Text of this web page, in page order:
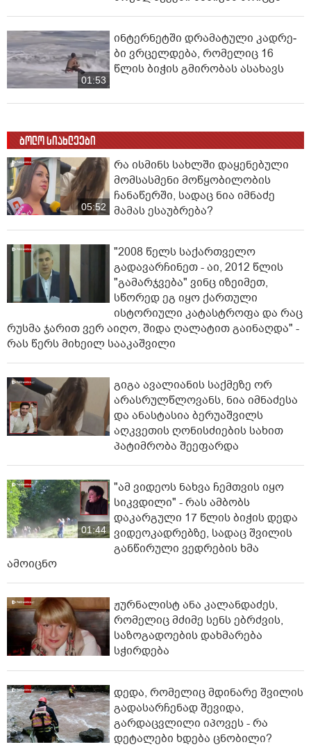
01:53
ინ­ტერ­ნეტ­ში დრა­მა­ტუ­ლი კად­რე­
ბი ვრცელდება, რომელიც 16
წლის ბიჭის გმირობას ასახავს
ბოლო სიახლეები
05:52
რა ისმინს სახლში დაყენებული
მომსასმენი მოწყობილობის
ჩანაწერში, სადაც ნია იმნაძე
მამას ესაუბრება?
"2008 წელს საქართველო
გადავარჩინეთ - აი, 2012 წლის
"გამარჯვება" ვინც იზეიმეთ,
სწორედ ეგ იყო ქართული
ისტორიული კატასტროფა და რაც
რუსმა ჯარით ვერ აიღო, შიდა ღალატით გაინაღდა" -
რას წერს მიხეილ სააკაშვილი
გიგა ავალიანის საქმეზე ორ
არასრულწლოვანს, ნია იმნაძესა
და ანასტასია ბერუაშვილს
აღკვეთის ღონისძიების სახით
პატიმრობა შეეფარდა
01:44
"ამ ვიდეოს ნახვა ჩემთვის იყო
სიკვდილი" - რას ამბობს
დაკარგული 17 წლის ბიჭის დედა
ვიდეოკადრებზე, სადაც შვილის
განწირული ვედრების ხმა
ამოიცნო
ჟურნალისტ ანა კალანდაძეს,
რომელიც მძიმე სენს ებრძვის,
საზოგადოების დახმარება
სჭირდება
დედა, რომელიც მდინარე შვილის
გადასარჩენად შევიდა,
გარდაცვლილი იპოვეს - რა
დეტალები ხდება ცნობილი?